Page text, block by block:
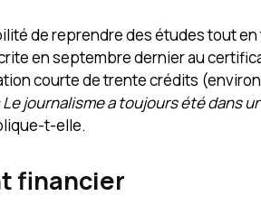
de reprendre des études tout
en septembre dernier au
courte de trente crédits
Le journalisme a toujours été dans
t-elle.
financier